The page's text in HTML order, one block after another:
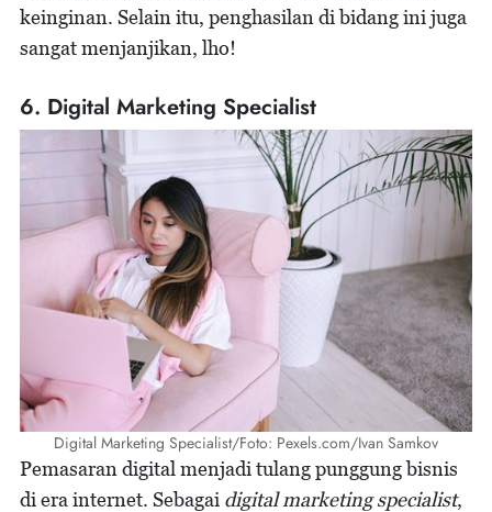
keinginan. Selain itu, penghasilan di bidang ini juga
sangat menjanjikan, lho!
6. Digital Marketing Specialist
Digital Marketing Specialist/Foto: Pexels.com/Ivan Samkov
Pemasaran digital menjadi tulang punggung bisnis
di era internet. Sebagai digital marketing specialist,